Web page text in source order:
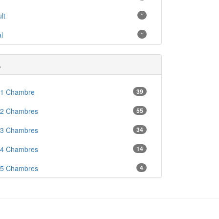
*
*
Chambre 39
Chambres 55
Chambres 34
Chambres 14
Chambres 4